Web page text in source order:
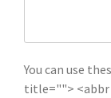
You can use
title="">